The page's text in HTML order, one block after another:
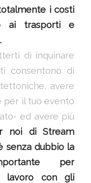
i costi
ai trasporti e
di inquinare
consentono di
avere
per il tuo evento
ed avere più
noi di Stream
senza dubbio la
per
lavoro con gli